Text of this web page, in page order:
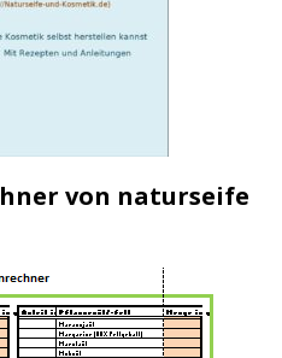
von naturseife